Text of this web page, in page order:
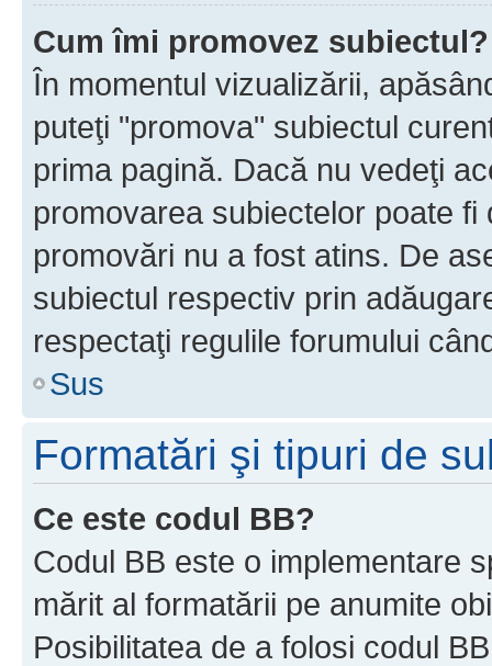
Cum îmi promovez subiectul?
În momentul vizualizării,
puteţi "promova" subiectul
prima pagină. Dacă nu vedeţi
promovarea subiectelor poate
promovări nu a fost atins. De
subiectul respectiv prin
respectaţi regulile forumului
Sus
Formatări şi tipuri de
Ce este codul BB?
Codul BB este o implementare
mărit al formatării pe anumite
Posibilitatea de a folosi codul